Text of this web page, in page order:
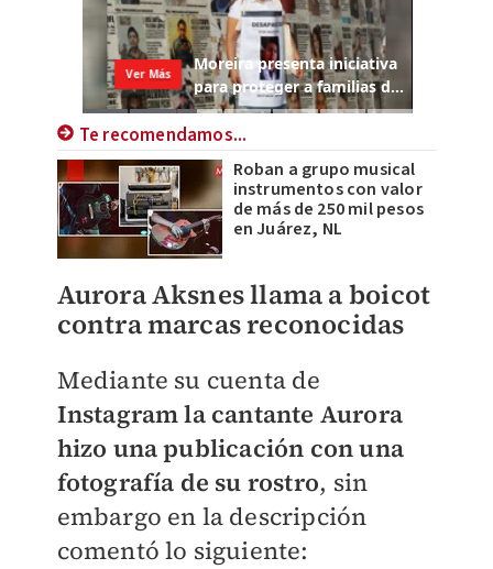
Te recomendamos...
Roban a grupo musical
instrumentos con valor
de más de 250 mil pesos
en Juárez, NL
Aurora Aksnes llama a boicot
contra marcas reconocidas
Mediante su cuenta de
Instagram la cantante Aurora
hizo una publicación con una
fotografía de su rostro, sin
embargo en la descripción
comentó lo siguiente: